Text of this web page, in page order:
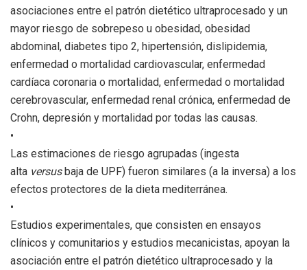
asociaciones entre el patrón dietético ultraprocesado y un
mayor riesgo de sobrepeso u obesidad, obesidad
abdominal, diabetes tipo 2, hipertensión, dislipidemia,
enfermedad o mortalidad cardiovascular, enfermedad
cardíaca coronaria o mortalidad, enfermedad o mortalidad
cerebrovascular, enfermedad renal crónica, enfermedad de
Crohn, depresión y mortalidad por todas las causas.
•
Las estimaciones de riesgo agrupadas (ingesta
alta versusbaja de UPF) fueron similares (a la inversa) a los
efectos protectores de la dieta mediterránea.
•
Estudios experimentales, que consisten en ensayos
clínicos y comunitarios y estudios mecanicistas, apoyan la
asociación entre el patrón dietético ultraprocesado y la